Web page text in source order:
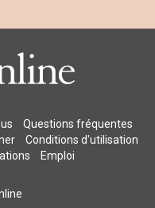
Questions fréquentes
Conditions d'utilisation
Emploi